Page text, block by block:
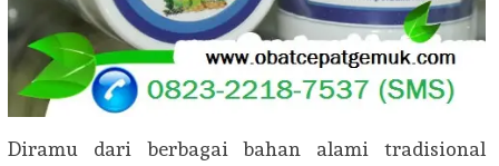
Diramu dari berbagai bahan alami tradisional